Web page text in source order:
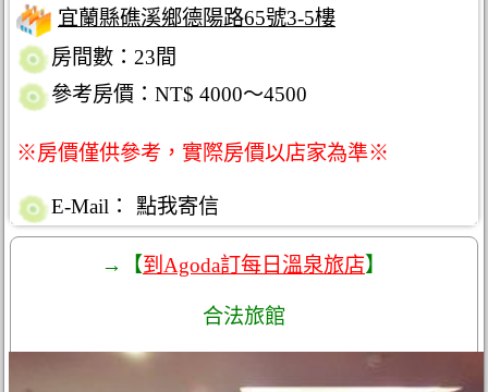
宜蘭縣礁溪鄉德陽路65號3-5樓
房間數：23間
參考房價：NT$ 4000～4500
※房價僅供參考，實際房價以店家為準※
E-Mail： 點我寄信
→【到Agoda訂每日溫泉旅店】
合法旅館